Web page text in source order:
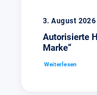
3. August 2026
Autorisierte
Marke“
Weiterlesen